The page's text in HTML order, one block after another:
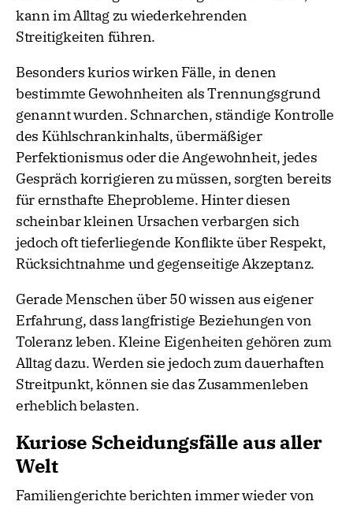
kann im Alltag zu wiederkehrenden
Streitigkeiten führen.
Besonders kurios wirken Fälle, in denen
bestimmte Gewohnheiten als Trennungsgrund
genannt wurden. Schnarchen, ständige Kontrolle
des Kühlschrankinhalts, übermäßiger
Perfektionismus oder die Angewohnheit, jedes
Gespräch korrigieren zu müssen, sorgten bereits
für ernsthafte Eheprobleme. Hinter diesen
scheinbar kleinen Ursachen verbargen sich
jedoch oft tieferliegende Konflikte über Respekt,
Rücksichtnahme und gegenseitige Akzeptanz.
Gerade Menschen über 50 wissen aus eigener
Erfahrung, dass langfristige Beziehungen von
Toleranz leben. Kleine Eigenheiten gehören zum
Alltag dazu. Werden sie jedoch zum dauerhaften
Streitpunkt, können sie das Zusammenleben
erheblich belasten.
Kuriose Scheidungsfälle aus aller
Welt
Familiengerichte berichten immer wieder von